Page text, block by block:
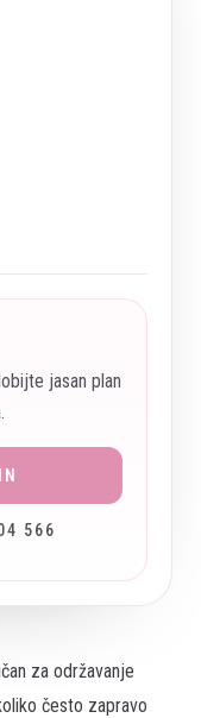
jasan plan
566
za održavanje
često zapravo